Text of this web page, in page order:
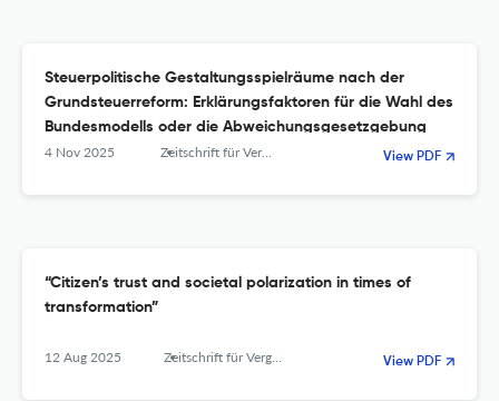
Steuerpolitische Gestaltungsspielräume nach der
Grundsteuerreform: Erklärungsfaktoren für die Wahl des
Bundesmodells oder die Abweichungsgesetzgebung
4 Nov 2025 Zeitschrift für Vergleichende Politikwissenschaft View PDF
“Citizen’s trust and societal polarization in times of
transformation”
12 Aug 2025 Zeitschrift für Vergleichende Politikwissenschaft View PDF